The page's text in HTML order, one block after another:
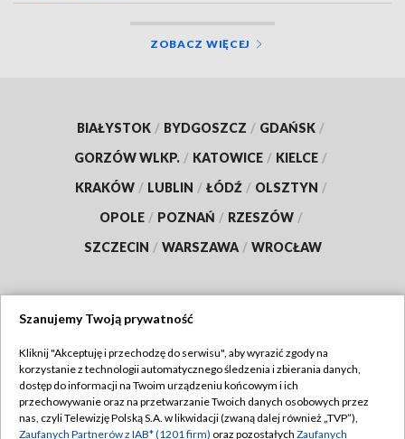
ZOBACZ WIĘCEJ
BIAŁYSTOK / BYDGOSZCZ / GDAŃSK /
GORZÓW WLKP. / KATOWICE / KIELCE /
KRAKÓW / LUBLIN / ŁÓDŹ / OLSZTYN /
OPOLE / POZNAŃ / RZESZÓW /
SZCZECIN / WARSZAWA / WROCŁAW
TVP
Abonament TVP
Emisja w TVP
Regulamin TVP
Szanujemy Twoją prywatność
Kliknij "Akceptuję i przechodzę do serwisu", aby wyrazić zgody na
korzystanie z technologii automatycznego śledzenia i zbierania danych,
dostęp do informacji na Twoim urządzeniu końcowym i ich
przechowywanie oraz na przetwarzanie Twoich danych osobowych przez
nas, czyli Telewizję Polską S.A. w likwidacji (zwaną dalej również „TVP”),
Zaufanych Partnerów z IAB* (1201 firm) oraz pozostałych Zaufanych